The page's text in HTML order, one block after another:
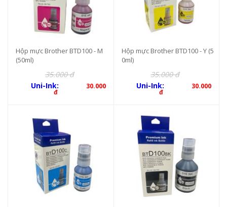
Hộp mực Brother BTD100 - M
(50ml)
35.000 đ
Uni-Ink:
30.000
đ
Hộp mực Brother BTD100 - Y (5
0ml)
35.000 đ
Uni-Ink:
30.000
đ